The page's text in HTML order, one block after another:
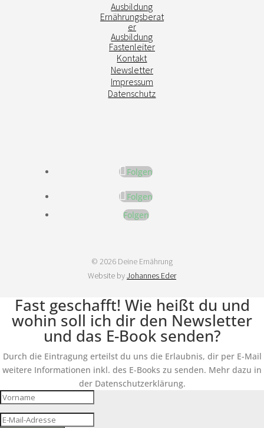
Ausbildung
Ernährungsberat
er
Ausbildung
Fastenleiter
Kontakt
Newsletter
Impressum
Datenschutz
Folgen
Folgen
Folgen
© 2026 Deine Ernährung
Website byJohannes Eder
Fast geschafft! Wie heißt du und
wohin soll ich dir den Newsletter
und das E-Book senden?
Durch die Eintragung erteilst du uns die Erlaubnis, dir per E-Mail
weitere Informationen inkl. des E-Books zu senden. Mehr dazu in
der Datenschutzerklärung.